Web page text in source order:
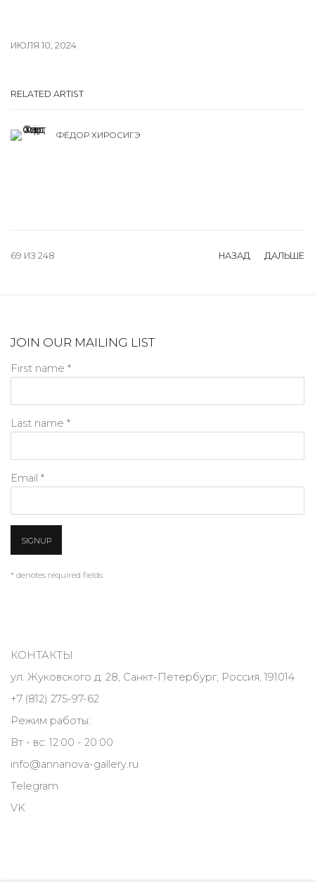
ИЮЛЯ 10, 2024
RELATED ARTIST
ФЁДОР ХИРОСИГЭ
НАЗАД ДАЛЬШЕ
69 ИЗ 248
JOIN OUR MAILING LIST
First name *
Last name *
Email *
SIGNUP
* denotes required fields
КОНТАКТЫ
ул. Жуковского д. 28, Санкт-Петербург, Россия, 191014
+7 (812) 275-97-62
Режим работы:
Вт - вс: 12:00 - 20:00
info@annanova-gallery.ru
Telegram
VK